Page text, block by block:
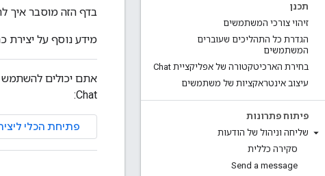
תכנן
זיהוי צורכי המשתמשים
הגדרת כל התהליכים שעוברים
המשתמשים
בחירת הארכיטקטורה של אפליקציית Chat
עיצוב אינטראקציות של משתמשים
פיתוח פתרונות
שליחה וניהול של הודעות
סקירה כללית
Send a message‪
בדף הזה מוסבר איך
מידע נוסף על יצירת
אתם יכולים להשתמש
Chat:
פתיחת הכלי